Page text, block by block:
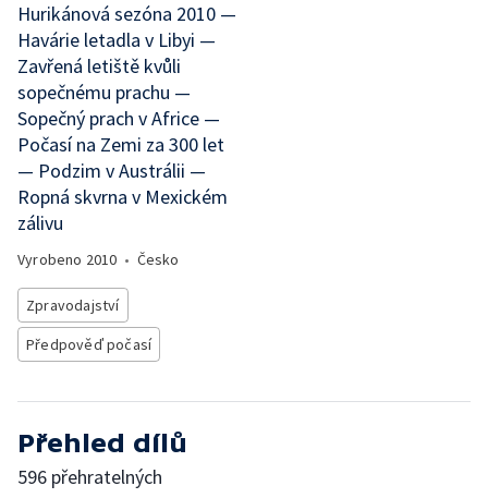
Hurikánová sezóna 2010 —
Havárie letadla v Libyi —
Zavřená letiště kvůli
sopečnému prachu —
Sopečný prach v Africe —
Počasí na Zemi za 300 let
— Podzim v Austrálii —
Ropná skvrna v Mexickém
zálivu
Vyrobeno 2010 • Česko
Zpravodajství
Předpověď počasí
Přehled dílů
596 přehratelných